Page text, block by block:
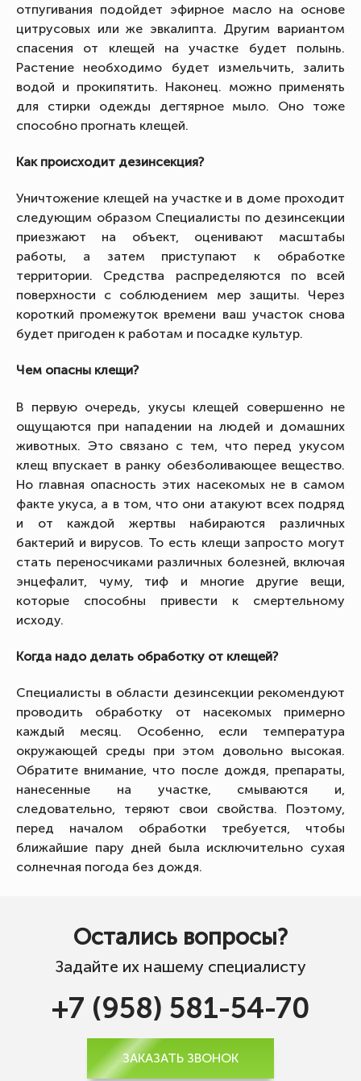
отпугивания подойдет эфирное масло на основе
цитрусовых или же эвкалипта. Другим вариантом
спасения от клещей на участке будет полынь.
Растение необходимо будет измельчить, залить
водой и прокипятить. Наконец. можно применять
для стирки одежды дегтярное мыло. Оно тоже
способно прогнать клещей.
Как происходит дезинсекция?
Уничтожение клещей на участке и в доме проходит
следующим образом Специалисты по дезинсекции
приезжают на объект, оценивают масштабы
работы, а затем приступают к обработке
территории. Средства распределяются по всей
поверхности с соблюдением мер защиты. Через
короткий промежуток времени ваш участок снова
будет пригоден к работам и посадке культур.
Чем опасны клещи?
В первую очередь, укусы клещей совершенно не
ощущаются при нападении на людей и домашних
животных. Это связано с тем, что перед укусом
клещ впускает в ранку обезболивающее вещество.
Но главная опасность этих насекомых не в самом
факте укуса, а в том, что они атакуют всех подряд
и от каждой жертвы набираются различных
бактерий и вирусов. То есть клещи запросто могут
стать переносчиками различных болезней, включая
энцефалит, чуму, тиф и многие другие вещи,
которые способны привести к смертельному
исходу.
Когда надо делать обработку от клещей?
Специалисты в области дезинсекции рекомендуют
проводить обработку от насекомых примерно
каждый месяц. Особенно, если температура
окружающей среды при этом довольно высокая.
Обратите внимание, что после дождя, препараты,
нанесенные на участке, смываются и,
следовательно, теряют свои свойства. Поэтому,
перед началом обработки требуется, чтобы
ближайшие пару дней была исключительно сухая
солнечная погода без дождя.
Остались вопросы?
Задайте их нашему специалисту
+7 (958) 581-54-70
ЗАКАЗАТЬ ЗВОНОК